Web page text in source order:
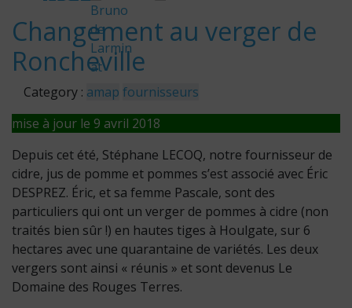
bre
201
7
Bruno
de
Larmin
at
Changement au verger de
Roncheville
Category : amap fournisseurs
mise à jour le 9 avril 2018
Depuis cet été, Stéphane LECOQ, notre fournisseur de
cidre, jus de pomme et pommes s’est associé avec Éric
DESPREZ. Éric, et sa femme Pascale, sont des
particuliers qui ont un verger de pommes à cidre (non
traités bien sûr !) en hautes tiges à Houlgate, sur 6
hectares avec une quarantaine de variétés. Les deux
vergers sont ainsi « réunis » et sont devenus Le
Domaine des Rouges Terres.